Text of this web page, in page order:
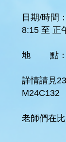
日期/時間
8:15 至 正
地 點：
詳情請見
M24C132
老師們在